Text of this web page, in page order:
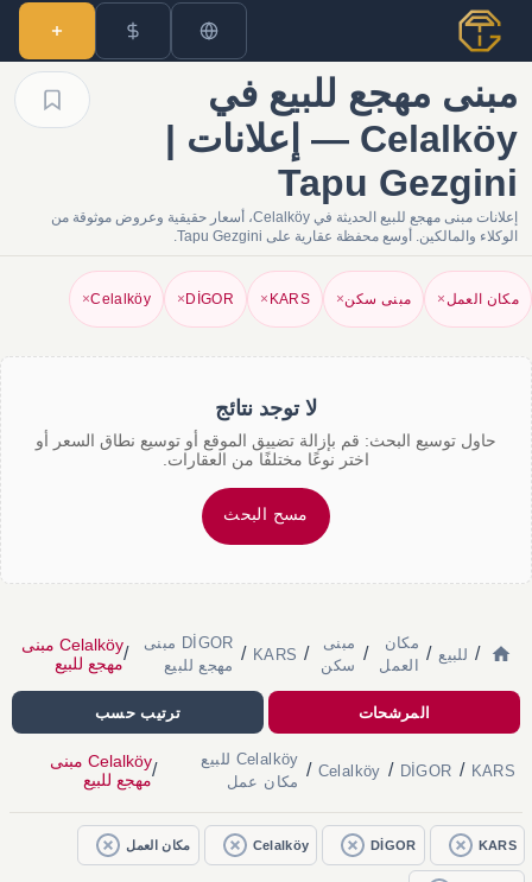
مبنى مهجع للبيع في
Celalköy — إعلانات |
Tapu Gezgini
إعلانات مبنى مهجع للبيع الحديثة في Celalköy، أسعار حقيقية وعروض موثوقة من
الوكلاء والمالكين. أوسع محفظة عقارية على Tapu Gezgini.
مكان العمل× مبنى سكن×
KARS
×
DİGOR
×
Celalköy
×
لا توجد نتائج
حاول توسيع البحث: قم بإزالة تضييق الموقع أو توسيع نطاق السعر أو
اختر نوعًا مختلفًا من العقارات.
مسح البحث
/ للبيع /
مكان
العمل
/
مبنى
سكن
/
KARS
/
DİGOR مبنى
مهجع للبيع
/
Celalköy مبنى
مهجع للبيع
المرشحات ترتيب حسب
KARS
/
DİGOR
/
Celalköy
/
Celalköy للبيع
مكان عمل
/
Celalköy مبنى
مهجع للبيع
KARS
DİGOR
Celalköy مكان العمل